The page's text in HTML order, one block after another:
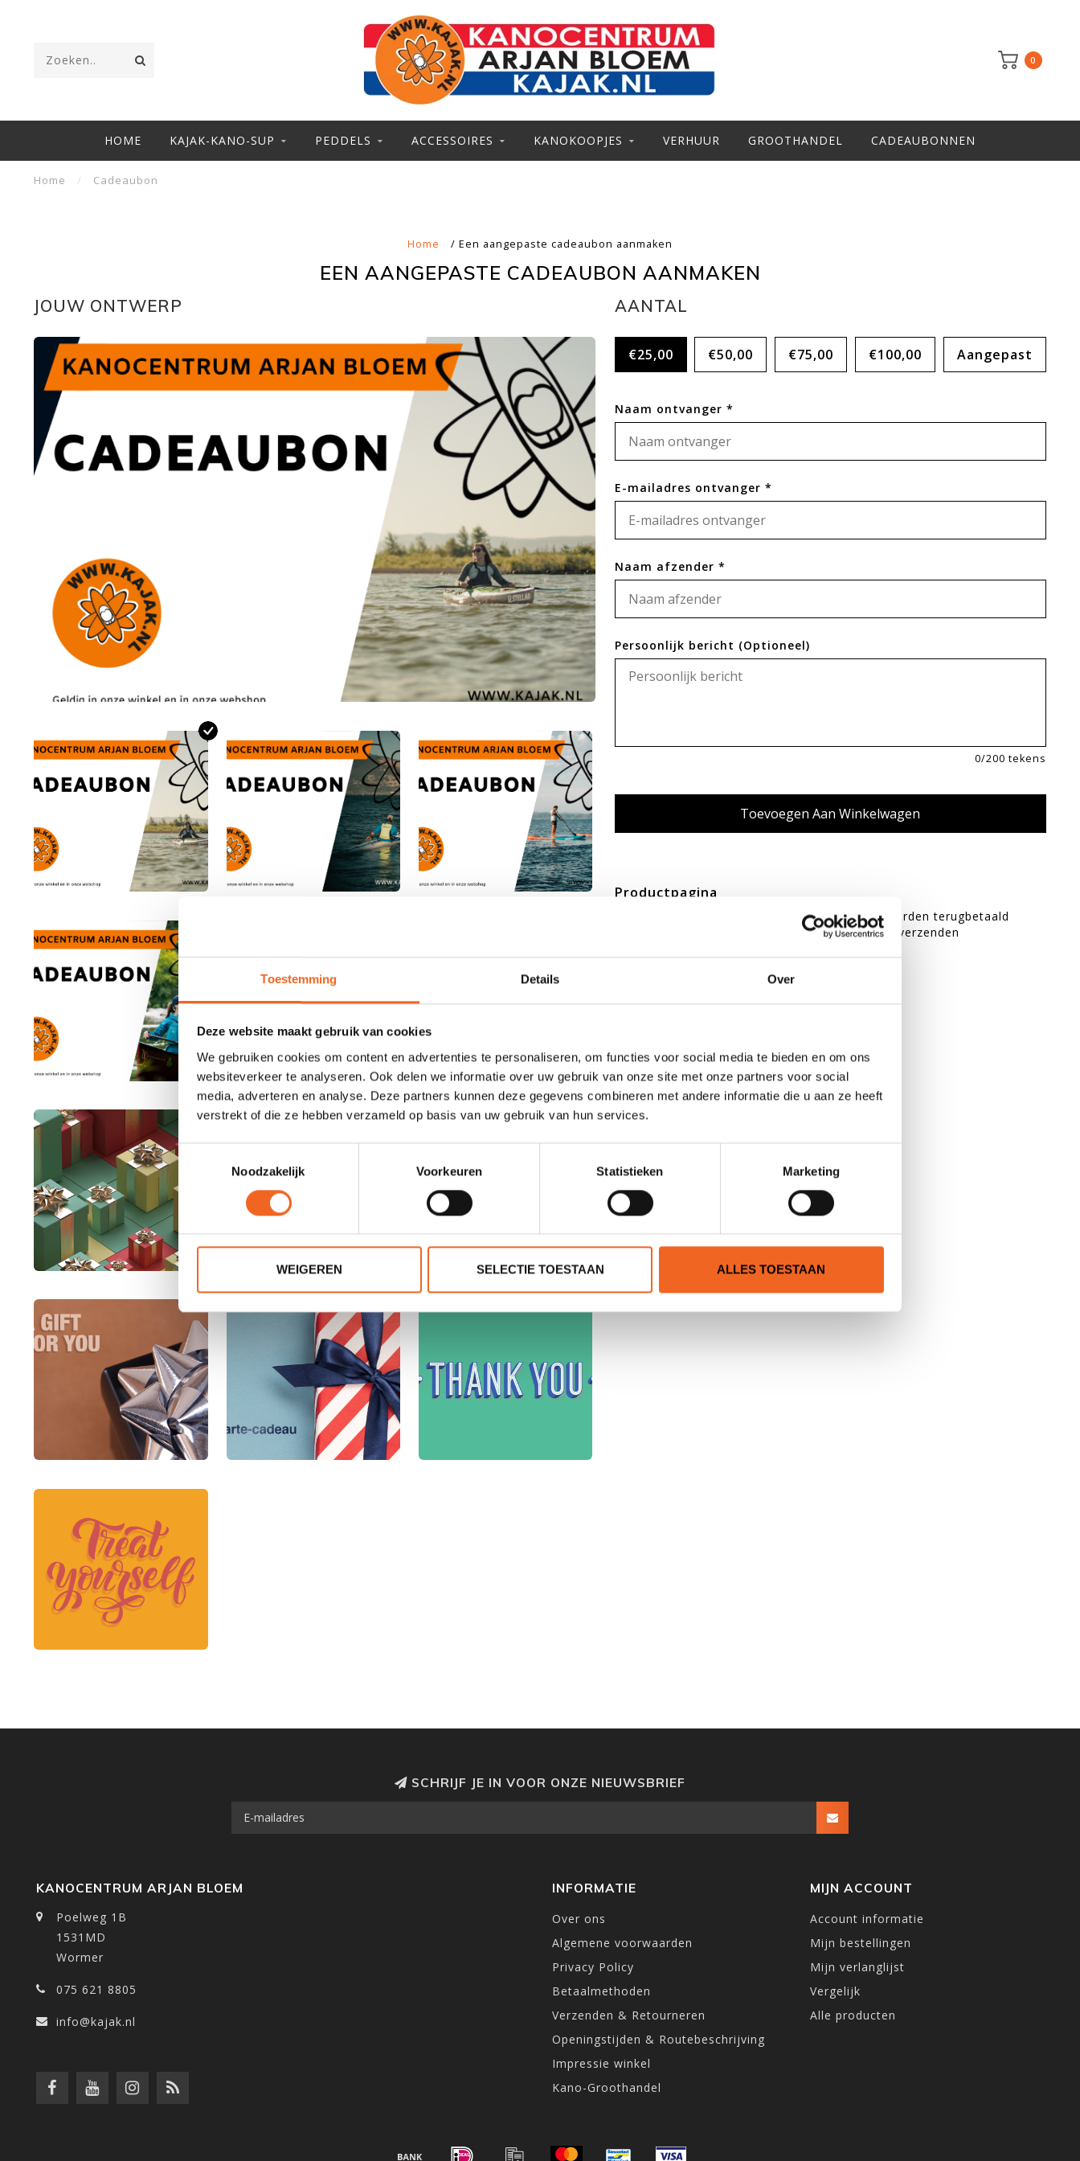
Toestemming Details Over
Deze website maakt gebruik van cookies
We gebruiken cookies om content en advertenties te personaliseren, om functies voor social media te bieden en om ons
websiteverkeer te analyseren. Ook delen we informatie over uw gebruik van onze site met onze partners voor social
media, adverteren en analyse. Deze partners kunnen deze gegevens combineren met andere informatie die u aan ze heeft
verstrekt of die ze hebben verzameld op basis van uw gebruik van hun services.
Noodzakelijk
Voorkeuren Statistieken Marketing
WEIGEREN SELECTIE TOESTAAN ALLES TOESTAAN
0
HOME KAJAK-KANO-SUP PEDDELS ACCESSOIRES KANOKOOPJES VERHUUR GROOTHANDEL CADEAUBONNEN
Home / Cadeaubon
Home / Een aangepaste cadeaubon aanmaken
EEN AANGEPASTE CADEAUBON AANMAKEN
JOUW ONTWERP AANTAL
€25,00 €50,00 €75,00 €100,00 Aangepast
Naam ontvanger *
E-mailadres ontvanger *
Naam afzender *
Persoonlijk bericht (Optioneel)
0/200 tekens
Productpagina
Aankopen van cadeaubonnen kunnen niet worden terugbetaald
Cadeaubonmails meteen naar de ontvanger verzenden
Heb je al een cadeaubon?
SCHRIJF JE IN VOOR ONZE NIEUWSBRIEF
KANOCENTRUM ARJAN BLOEM
Poelweg 1B
1531MD
Wormer
075 621 8805
info@kajak.nl
INFORMATIE
Over ons
Algemene voorwaarden
Privacy Policy
Betaalmethoden
Verzenden & Retourneren
Openingstijden & Routebeschrijving
Impressie winkel
Kano-Groothandel
MIJN ACCOUNT
Account informatie
Mijn bestellingen
Mijn verlanglijst
Vergelijk
Alle producten